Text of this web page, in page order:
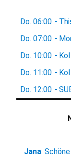
Do. 06:00 -
Do. 07:00 -
Do. 10:00 -
Do. 11:00 -
Do. 12:00 -
Jana: